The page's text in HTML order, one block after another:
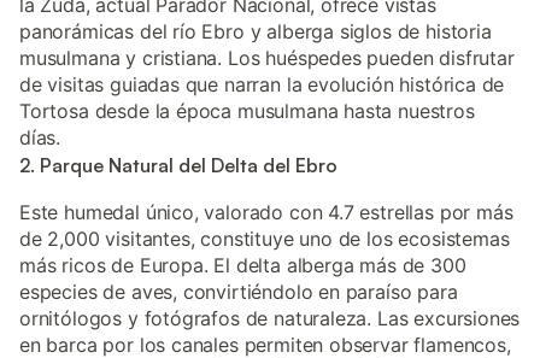
la Zuda, actual Parador Nacional, ofrece vistas
panorámicas del río Ebro y alberga siglos de historia
musulmana y cristiana. Los huéspedes pueden disfrutar
de visitas guiadas que narran la evolución histórica de
Tortosa desde la época musulmana hasta nuestros
días.
2. Parque Natural del Delta del Ebro
Este humedal único, valorado con 4.7 estrellas por más
de 2,000 visitantes, constituye uno de los ecosistemas
más ricos de Europa. El delta alberga más de 300
especies de aves, convirtiéndolo en paraíso para
ornitólogos y fotógrafos de naturaleza. Las excursiones
en barca por los canales permiten observar flamencos,